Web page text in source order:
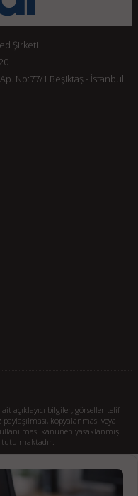
Şirketi
No:77/1 Beşiktaş - İstanbul
açıklayıcı bilgiler, görseller telif
kopyalanması veya
kanunen yasaklanmış